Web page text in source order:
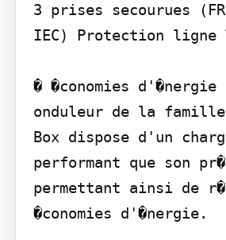
3 prises secourues
IEC) Protection ligne
� �conomies d'�nergie
onduleur de la famille
Box dispose d'un
performant que son
permettant ainsi de
�conomies d'�nergie.